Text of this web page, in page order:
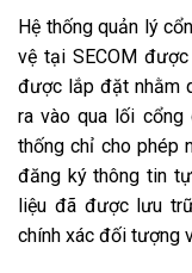
Hệ thống quản lý
vệ tại SECOM
được lắp đặt nhằm
ra vào qua lối cổng
thống chỉ cho phép
đăng ký thông tin
liệu đã được lưu
chính xác đối tượng